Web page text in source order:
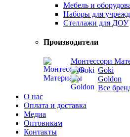
Мебель и
Наборы для
Стеллажи для ДОУ
Производители
Монтессори
Goki
Goldon
Все
О нас
Оплата и доставка
Медиа
Оптовикам
Контакты